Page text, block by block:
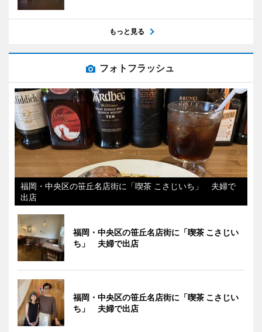
もっと見る
フォトフラッシュ
福岡・中央区の笹丘名店街に「喫茶 こさじいち」 夫婦で
出店
福岡・中央区の笹丘名店街に「喫茶 こさじい
ち」 夫婦で出店
福岡・中央区の笹丘名店街に「喫茶 こさじい
ち」 夫婦で出店